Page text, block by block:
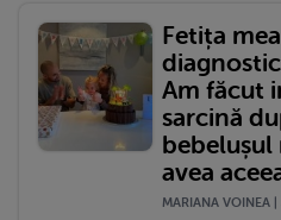
Fetița
Am făcut
sarcină
bebelușul
avea
MARIANA VOINEA